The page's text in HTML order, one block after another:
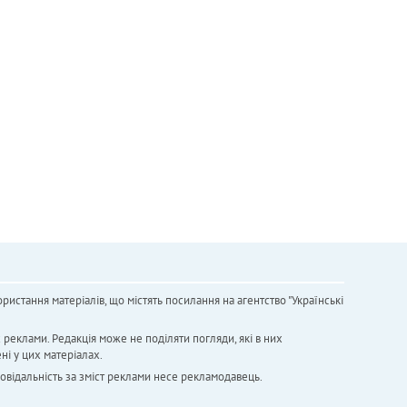
матеріалів, що містять посилання на агентство "Українськi
Редакція може не поділяти погляди, які в них
у цих матеріалах.
за зміст реклами несе рекламодавець.